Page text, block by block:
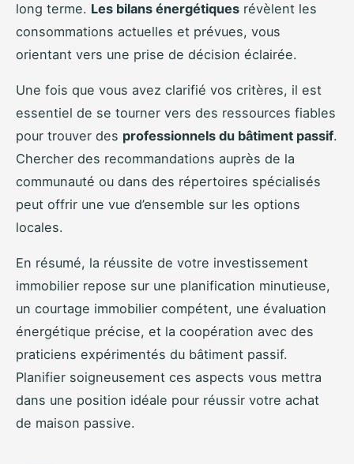
long terme. Les bilans énergétiques révèlent les
consommations actuelles et prévues, vous
orientant vers une prise de décision éclairée.
Une fois que vous avez clarifié vos critères, il est
essentiel de se tourner vers des ressources fiables
pour trouver des professionnels du bâtiment passif.
Chercher des recommandations auprès de la
communauté ou dans des répertoires spécialisés
peut offrir une vue d’ensemble sur les options
locales.
En résumé, la réussite de votre investissement
immobilier repose sur une planification minutieuse,
un courtage immobilier compétent, une évaluation
énergétique précise, et la coopération avec des
praticiens expérimentés du bâtiment passif.
Planifier soigneusement ces aspects vous mettra
dans une position idéale pour réussir votre achat
de maison passive.